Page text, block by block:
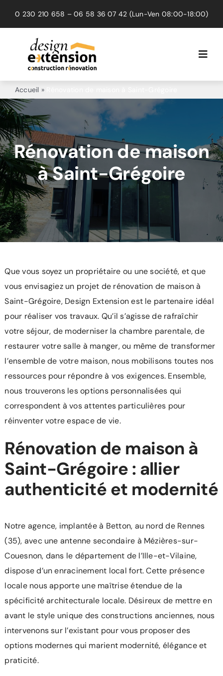
0 230 210 658 –06 58 36 07 42 (Lun-Ven 08:00-18:00)
Extension
Rénovation
Surélévation
Réalisations
Avis clients
L’agence
Contact/Devis
Accueil »
Rénovation de maison
à Saint-Grégoire
Que vous soyez un propriétaire ou une société, et que
vous envisagiez un projet de rénovation de maison à
Saint-Grégoire, Design Extension est le partenaire idéal
pour réaliser vos travaux. Qu’il s’agisse de rafraîchir
votre séjour, de moderniser la chambre parentale, de
restaurer votre salle à manger, ou même de transformer
l’ensemble de votre maison, nous mobilisons toutes nos
ressources pour répondre à vos exigences. Ensemble,
nous trouverons les options personnalisées qui
correspondent à vos attentes particulières pour
réinventer votre espace de vie.
Rénovation de maison à
Saint-Grégoire : allier
authenticité et modernité
Notre agence, implantée à Betton, au nord de Rennes
(35), avec une antenne secondaire à Mézières-sur-
Couesnon, dans le département de l’Ille-et-Vilaine,
dispose d’un enracinement local fort. Cette présence
locale nous apporte une maîtrise étendue de la
spécificité architecturale locale. Désireux de mettre en
avant le style unique des constructions anciennes, nous
intervenons sur l’existant pour vous proposer des
options modernes qui marient modernité, élégance et
praticité.